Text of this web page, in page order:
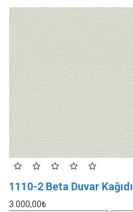
1110-2 Beta Duvar Kağıdı
3.000,00₺